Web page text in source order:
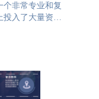
个非常专业和复
投入了大量资源
通宝TB222防
军企业，致力